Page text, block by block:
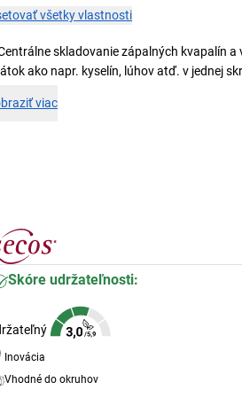
všetky vlastnosti
skladovanie zápalných kvapalín
látok ako napr. kyselín, lúhov atď. v jednej
viac
Skóre udržateľnosti:
Inovácia
Vhodné do okruhov